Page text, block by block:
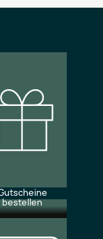
bestellen